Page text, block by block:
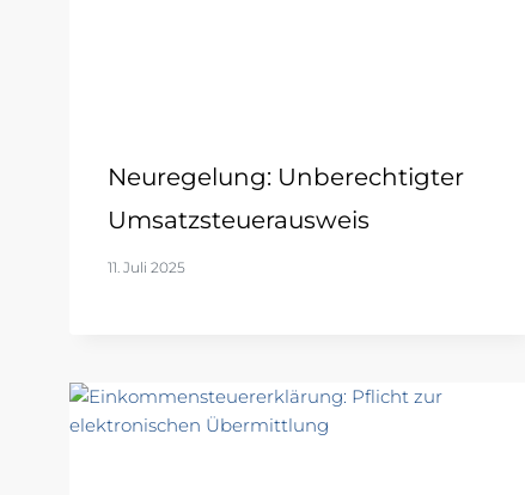
Neuregelung: Unberechtigter
Umsatzsteuerausweis
11. Juli 2025